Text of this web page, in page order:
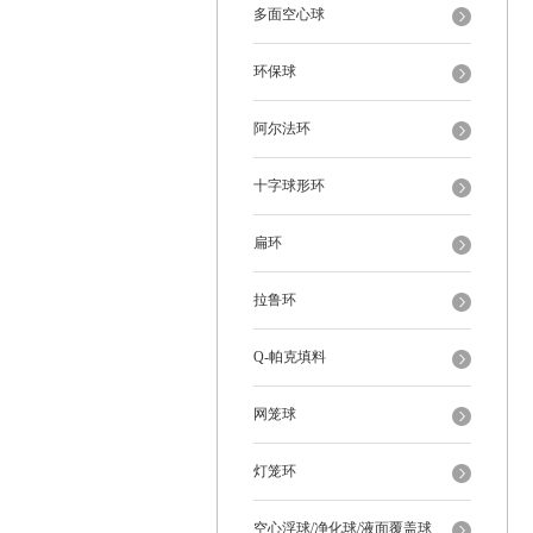
多面空心球
环保球
阿尔法环
十字球形环
扁环
拉鲁环
Q-帕克填料
网笼球
灯笼环
空心浮球/净化球/液面覆盖球